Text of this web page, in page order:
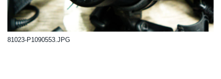
81023-P1090553.JPG